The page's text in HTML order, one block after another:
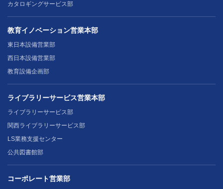
カタロギングサービス部
教育イノベーション営業本部
東日本設備営業部
西日本設備営業部
教育設備企画部
ライブラリーサービス営業本部
ライブラリーサービス部
関西ライブラリーサービス部
LS業務支援センター
公共図書館部
コーポレート営業部